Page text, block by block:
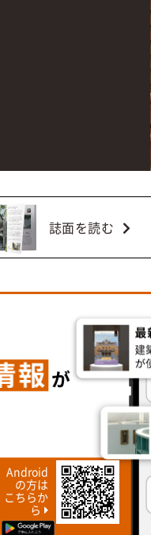
誌面を読む
Android
の方は
こちらか
ら